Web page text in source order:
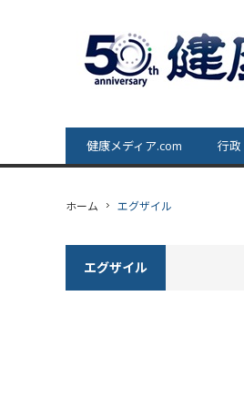
健康メディア.com 行政
ホーム エグザイル
エグザイル